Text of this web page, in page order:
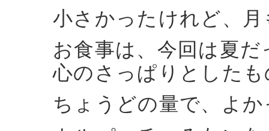
小さかったけれど、
お食事は、今回は夏
心のさっぱりとした
ちょうどの量で、よ